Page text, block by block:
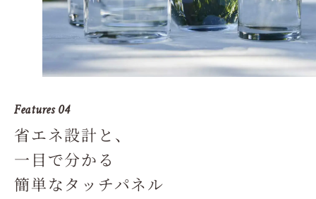
Features 04
省エネ設計と、
一目で分かる
簡単なタッチパネル